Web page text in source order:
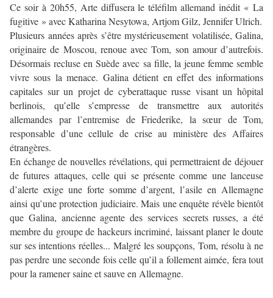
Ce soir à 20h55, Arte diffusera le téléfilm allemand inédit « La
fugitive » avec Katharina Nesytowa, Artjom Gilz, Jennifer Ulrich.
Plusieurs années après s’être mystérieusement volatilisée, Galina,
originaire de Moscou, renoue avec Tom, son amour d’autrefois.
Désormais recluse en Suède avec sa fille, la jeune femme semble
vivre sous la menace. Galina détient en effet des informations
capitales sur un projet de cyberattaque russe visant un hôpital
berlinois, qu’elle s’empresse de transmettre aux autorités
allemandes par l’entremise de Friederike, la sœur de Tom,
responsable d’une cellule de crise au ministère des Affaires
étrangères.
En échange de nouvelles révélations, qui permettraient de déjouer
de futures attaques, celle qui se présente comme une lanceuse
d’alerte exige une forte somme d’argent, l’asile en Allemagne
ainsi qu’une protection judiciaire. Mais une enquête révèle bientôt
que Galina, ancienne agente des services secrets russes, a été
membre du groupe de hackeurs incriminé, laissant planer le doute
sur ses intentions réelles... Malgré les soupçons, Tom, résolu à ne
pas perdre une seconde fois celle qu’il a follement aimée, fera tout
pour la ramener saine et sauve en Allemagne.